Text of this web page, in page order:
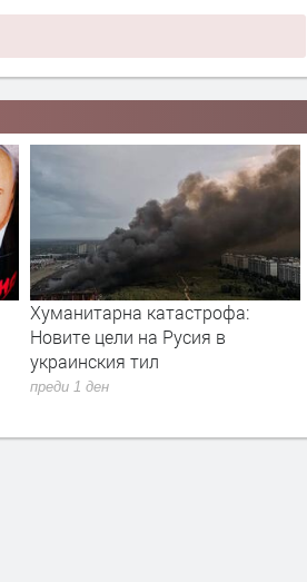
Хуманитарна катастрофа:
Новите цели на Русия в
украинския тил
преди 1 ден